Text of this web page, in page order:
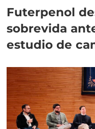
Futerpenol
sobrevida
estudio de